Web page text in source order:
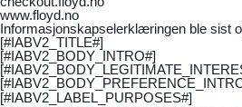
www.floyd.no
Informasjonskapselerklæringen ble sist
[#IABV2_TITLE#]
[#IABV2_BODY_INTRO#]
[#IABV2_LABEL_PURPOSES#]